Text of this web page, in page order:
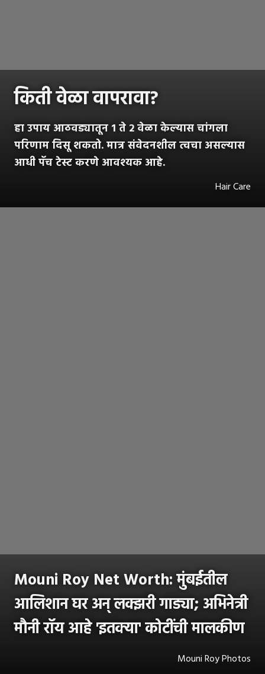
किती वेळा वापरावा?
हा उपाय आठवड्यातून 1 ते 2 वेळा केल्यास चांगला
परिणाम दिसू शकतो. मात्र संवेदनशील त्वचा असल्यास
आधी पॅच टेस्ट करणे आवश्यक आहे.
Hair Care
Mouni Roy Net Worth: मुंबईतील
आलिशान घर अन् लक्झरी गाड्या; अभिनेत्री
मौनी रॉय आहे 'इतक्या' कोटींची मालकीण
Mouni Roy Photos